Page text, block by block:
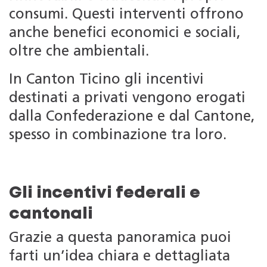
consumi. Questi interventi offrono
anche benefici economici e sociali,
oltre che ambientali.
In Canton Ticino gli incentivi
destinati a privati vengono erogati
dalla Confederazione e dal Cantone,
spesso in combinazione tra loro.
Gli incentivi federali e
cantonali
Grazie a questa panoramica puoi
farti un’idea chiara e dettagliata